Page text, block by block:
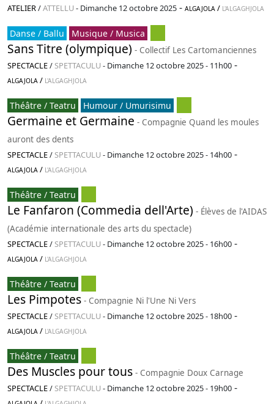
ATELIER/ATTELLU - Dimanche 12 octobre 2025 - ALGAJOLA / L'ALGAGHJOLA
Danse / Ballu Musique / Musica
Sans Titre (olympique) - Collectif Les Cartomanciennes
SPECTACLE/ SPETTACULU - Dimanche 12 octobre 2025 - 11h00 -
ALGAJOLA / L'ALGAGHJOLA
Théâtre / Teatru Humour / Umurisimu
Germaine et Germaine - Compagnie Quand les moules
auront des dents
SPECTACLE/ SPETTACULU - Dimanche 12 octobre 2025 - 14h00 -
ALGAJOLA / L'ALGAGHJOLA
Théâtre / Teatru
Le Fanfaron (Commedia dell'Arte) - Élèves de l'AIDAS
(Académie internationale des arts du spectacle)
SPECTACLE/ SPETTACULU - Dimanche 12 octobre 2025 - 16h00 -
ALGAJOLA / L'ALGAGHJOLA
Théâtre / Teatru
Les Pimpotes - Compagnie Ni l'Une Ni Vers
SPECTACLE/ SPETTACULU - Dimanche 12 octobre 2025 - 18h00 -
ALGAJOLA / L'ALGAGHJOLA
Théâtre / Teatru
Des Muscles pour tous - Compagnie Doux Carnage
SPECTACLE/ SPETTACULU - Dimanche 12 octobre 2025 - 19h00 -